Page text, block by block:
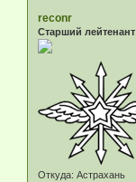
reconr
Старший лейтенант
Откуда: Астрахань